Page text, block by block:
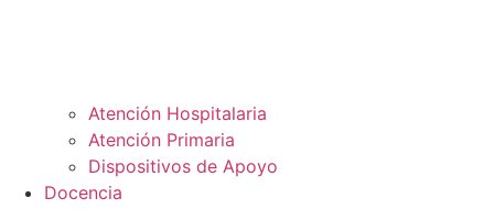
Atención Hospitalaria
Atención Primaria
Dispositivos de Apoyo
Docencia